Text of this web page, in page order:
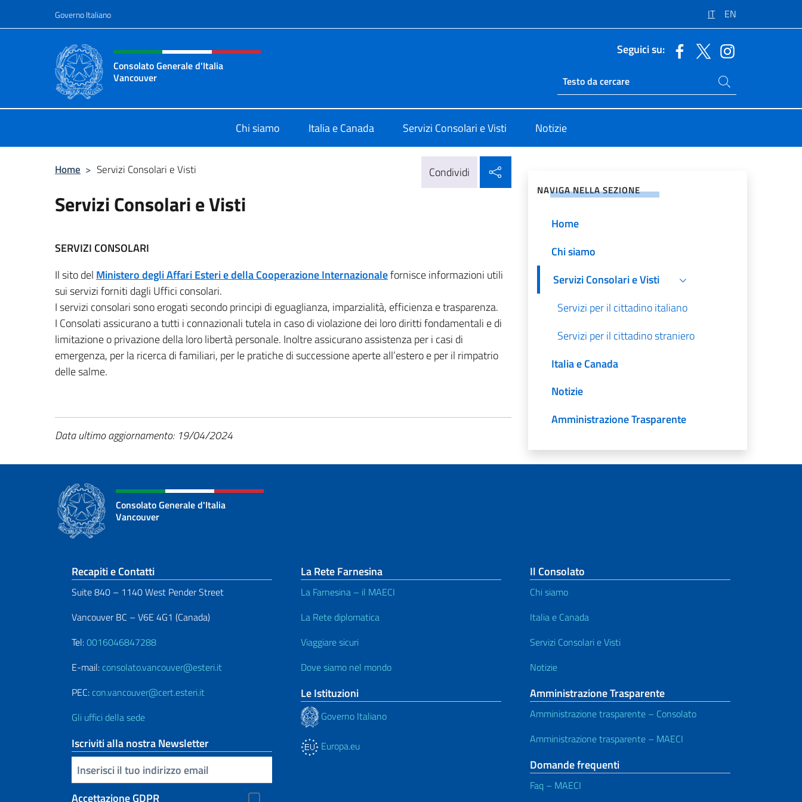
Governo Italiano IT EN
Intestazione sito, social e menù
Consolato Generale d'Italia
Vancouver
Seguici su:
Ricerca sito live
Cerca nel sito
Chi siamo Italia e Canada Servizi Consolari e Visti Notizie
Home > Servizi Consolari e Visti Condividi
Servizi Consolari e Visti
SERVIZI CONSOLARI
Il sito del Ministero degli Affari Esteri e della Cooperazione Internazionalefornisce informazioni utili
sui servizi forniti dagli Uffici consolari.
I servizi consolari sono erogati secondo principi di eguaglianza, imparzialità, efficienza e trasparenza.
I Consolati assicurano a tutti i connazionali tutela in caso di violazione dei loro diritti fondamentali e di
limitazione o privazione della loro libertà personale. Inoltre assicurano assistenza per i casi di
emergenza, per la ricerca di familiari, per le pratiche di successione aperte all’estero e per il rimpatrio
delle salme.
Data ultimo aggiornamento: 19/04/2024
NAVIGA NELLA SEZIONE
Home
Chi siamo
Servizi Consolari e Visti
Servizi per il cittadino italiano
Servizi per il cittadino straniero
Italia e Canada
Notizie
Amministrazione Trasparente
Consolato Generale d'Italia
Vancouver
Sezione footer
Recapiti e Contatti
Suite 840 – 1140 West Pender Street
Vancouver BC – V6E 4G1 (Canada)
Tel:0016046847288
E-mail: consolato.vancouver@esteri.it
PEC: con.vancouver@cert.esteri.it
Gli uffici della sede
Iscriviti alla nostra Newsletter
Inserisci la tua email
Accettazione GDPR
La Rete Farnesina
La Farnesina – il MAECI
La Rete diplomatica
Viaggiare sicuri
Dove siamo nel mondo
Le Istituzioni
Governo Italiano
Europa.eu
Il Consolato
Chi siamo
Italia e Canada
Servizi Consolari e Visti
Notizie
Amministrazione Trasparente
Amministrazione trasparente – Consolato
Amministrazione trasparente – MAECI
Domande frequenti
Faq – MAECI